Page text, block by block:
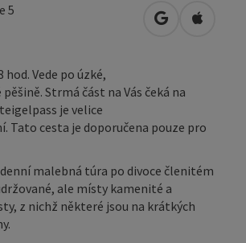
5
Otevřít vOtevřít
hod. Vede po úzké,
Strmá část na Vás čeká na
je velice
Tato cesta je doporučena pouze pro
malebná túra po divoce členitém
ale místy kamenité a
z nichž některé jsou na krátkých